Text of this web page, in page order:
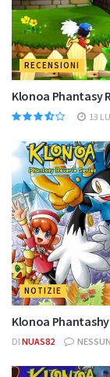
RECENSIONI
Klonoa Phantasy
13
NOTIZIE
Klonoa
DI NUAS82